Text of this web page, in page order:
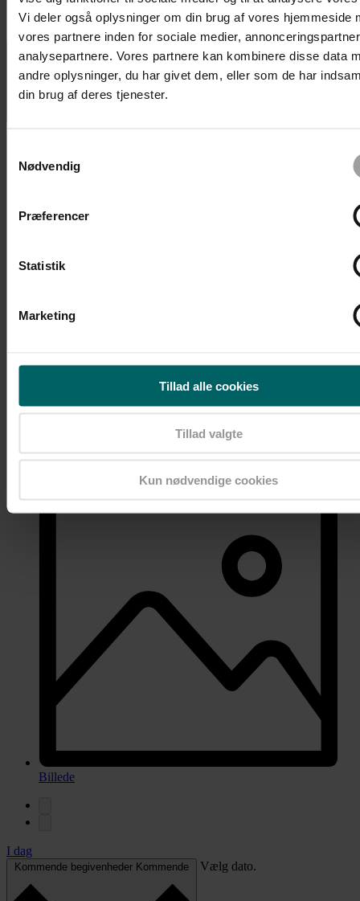
Vi deler også oplysninger om din brug af vores hjemmeside
vores partnere inden for sociale medier,
analysepartnere. Vores partnere kan kombinere disse data
andre oplysninger, du har givet dem, eller som de har
din brug af deres tjenester.
Nødvendig
Præferencer
Statistik
Marketing
Tillad alle cookies
Tillad valgte
Kun nødvendige cookies
Begivenhed Visninger Navigation
Liste
Billede
I dag
Kommende begivenheder Kommende Vælg dato.